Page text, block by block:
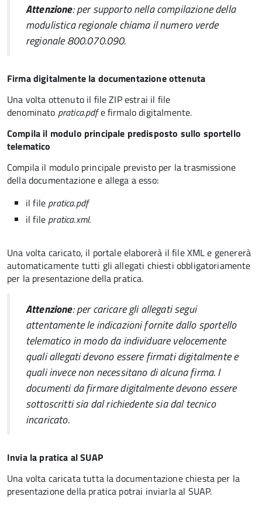
Attenzione: per supporto nella compilazione della
modulistica regionale chiama il numero verde
regionale 800.070.090.
Firma digitalmente la documentazione ottenuta
Una volta ottenuto il file ZIP estrai il file
denominato pratica.pdfe firmalo digitalmente.
Compila il modulo principale predisposto sullo sportello
telematico
Compila il modulo principale previsto per la trasmissione
della documentazione e allega a esso:
il file pratica.pdf
il file pratica.xml.
Una volta caricato, il portale elaborerà il file XML e genererà
automaticamente tutti gli allegati chiesti obbligatoriamente
per la presentazione della pratica.
Attenzione: per caricare gli allegati segui
attentamente le indicazioni fornite dallo sportello
telematico in modo da individuare velocemente
quali allegati devono essere firmati digitalmente e
quali invece non necessitano di alcuna firma. I
documenti da firmare digitalmente devono essere
sottoscritti sia dal richiedente sia dal tecnico
incaricato.
Invia la pratica al SUAP
Una volta caricata tutta la documentazione chiesta per la
presentazione della pratica potrai inviarla al SUAP.